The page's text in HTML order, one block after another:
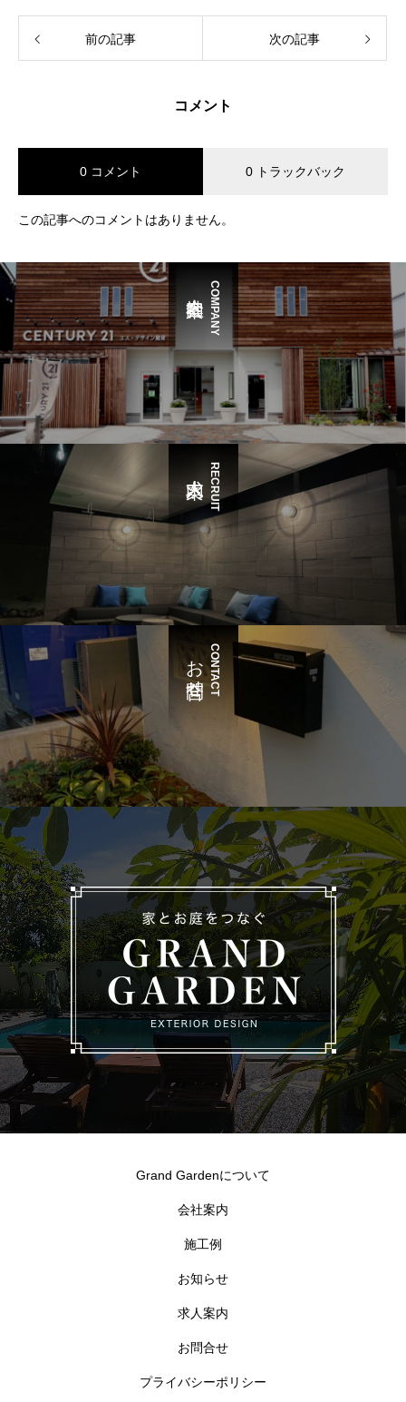
前の記事 次の記事
コメント
0 コメント 0 トラックバック
この記事へのコメントはありません。
COMPANY
RECRUIT
CONTACT
お問合せ
Grand Gardenについて
会社案内
施工例
お知らせ
求人案内
お問合せ
プライバシーポリシー